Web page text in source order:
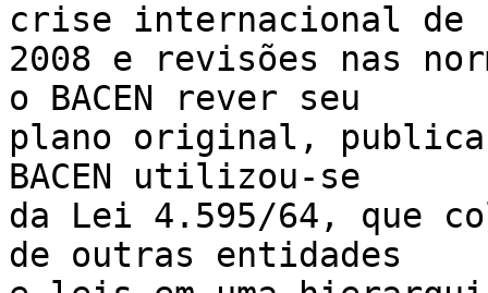
crise internacional de
2008 e revisões nas
o BACEN rever seu
plano original,
BACEN utilizou-se
da Lei 4.595/64, que
de outras entidades